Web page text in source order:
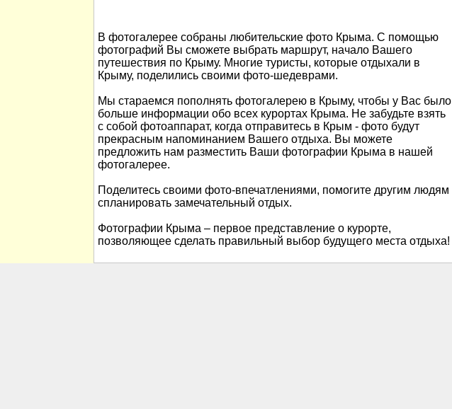
В фотогалерее собраны любительские фото Крыма. С помощью
фотографий Вы сможете выбрать маршрут, начало Вашего
путешествия по Крыму. Многие туристы, которые отдыхали в
Крыму, поделились своими фото-шедеврами.
Мы стараемся пополнять фотогалерею в Крыму, чтобы у Вас было
больше информации обо всех курортах Крыма. Не забудьте взять
с собой фотоаппарат, когда отправитесь в Крым - фото будут
прекрасным напоминанием Вашего отдыха. Вы можете
предложить нам разместить Ваши фотографии Крыма в нашей
фотогалерее.
Поделитесь своими фото-впечатлениями, помогите другим людям
спланировать замечательный отдых.
Фотографии Крыма – первое представление о курорте,
позволяющее сделать правильный выбор будущего места отдыха!